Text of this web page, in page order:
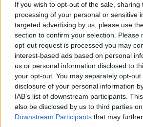
If you wish to opt-out of the sale, sharing
processing of your personal or sensitive
targeted advertising by us, please use
section to confirm your selection. Please
opt-out request is processed you may
interest-based ads based on personal
us or personal information disclosed to
your opt-out. You may separately opt-
disclosure of your personal information
IAB’s list of downstream participants.
also be disclosed by us to third parties
Downstream Participants that may
Repères visuels
Afficher la carte